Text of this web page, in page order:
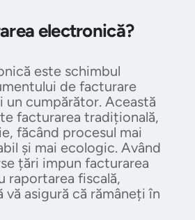
electronică?
este schimbul
de facturare
un cumpărător. Această
facturarea tradițională,
făcând procesul mai
și mai ecologic. Având
țări impun facturarea
raportarea fiscală,
asigură că rămâneți în